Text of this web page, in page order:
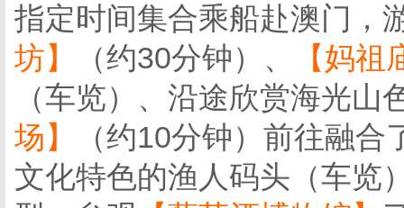
指定时间集合乘船赴澳门，
坊】
（约30分钟）、
【妈祖
（车览）、沿途欣赏海光
场】
（约10分钟）前往融
文化特色的渔人码头（车览